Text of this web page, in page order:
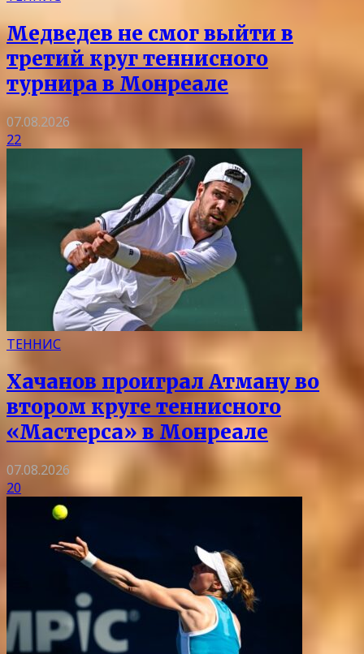
Медведев не смог выйти в
третий круг теннисного
турнира в Монреале
07.08.2026
22
ТЕННИС
Хачанов проиграл Атману во
втором круге теннисного
«Мастерса» в Монреале
07.08.2026
20